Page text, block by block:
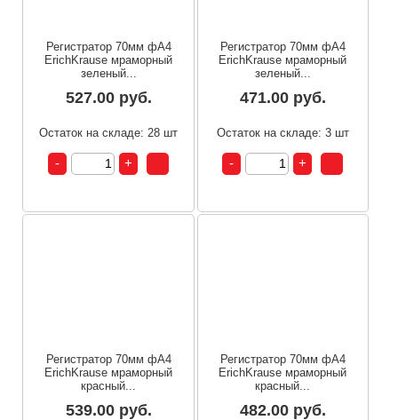
Регистратор 70мм фА4
ErichKrause мраморный
зеленый...
527.00 руб.
Остаток на складе: 28 шт
Регистратор 70мм фА4
ErichKrause мраморный
зеленый...
471.00 руб.
Остаток на складе: 3 шт
Регистратор 70мм фА4
ErichKrause мраморный
красный...
539.00 руб.
Регистратор 70мм фА4
ErichKrause мраморный
красный...
482.00 руб.